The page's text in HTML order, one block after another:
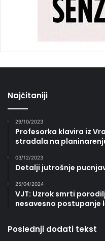
Najčitaniji
29/10/2023
Profesorka klavira iz
stradala na
03/12/2023
Detalji jutrošnje
25/04/2024
VJT: Uzrok smrti
nesavesno postupanje
Poslednji dodati tekst